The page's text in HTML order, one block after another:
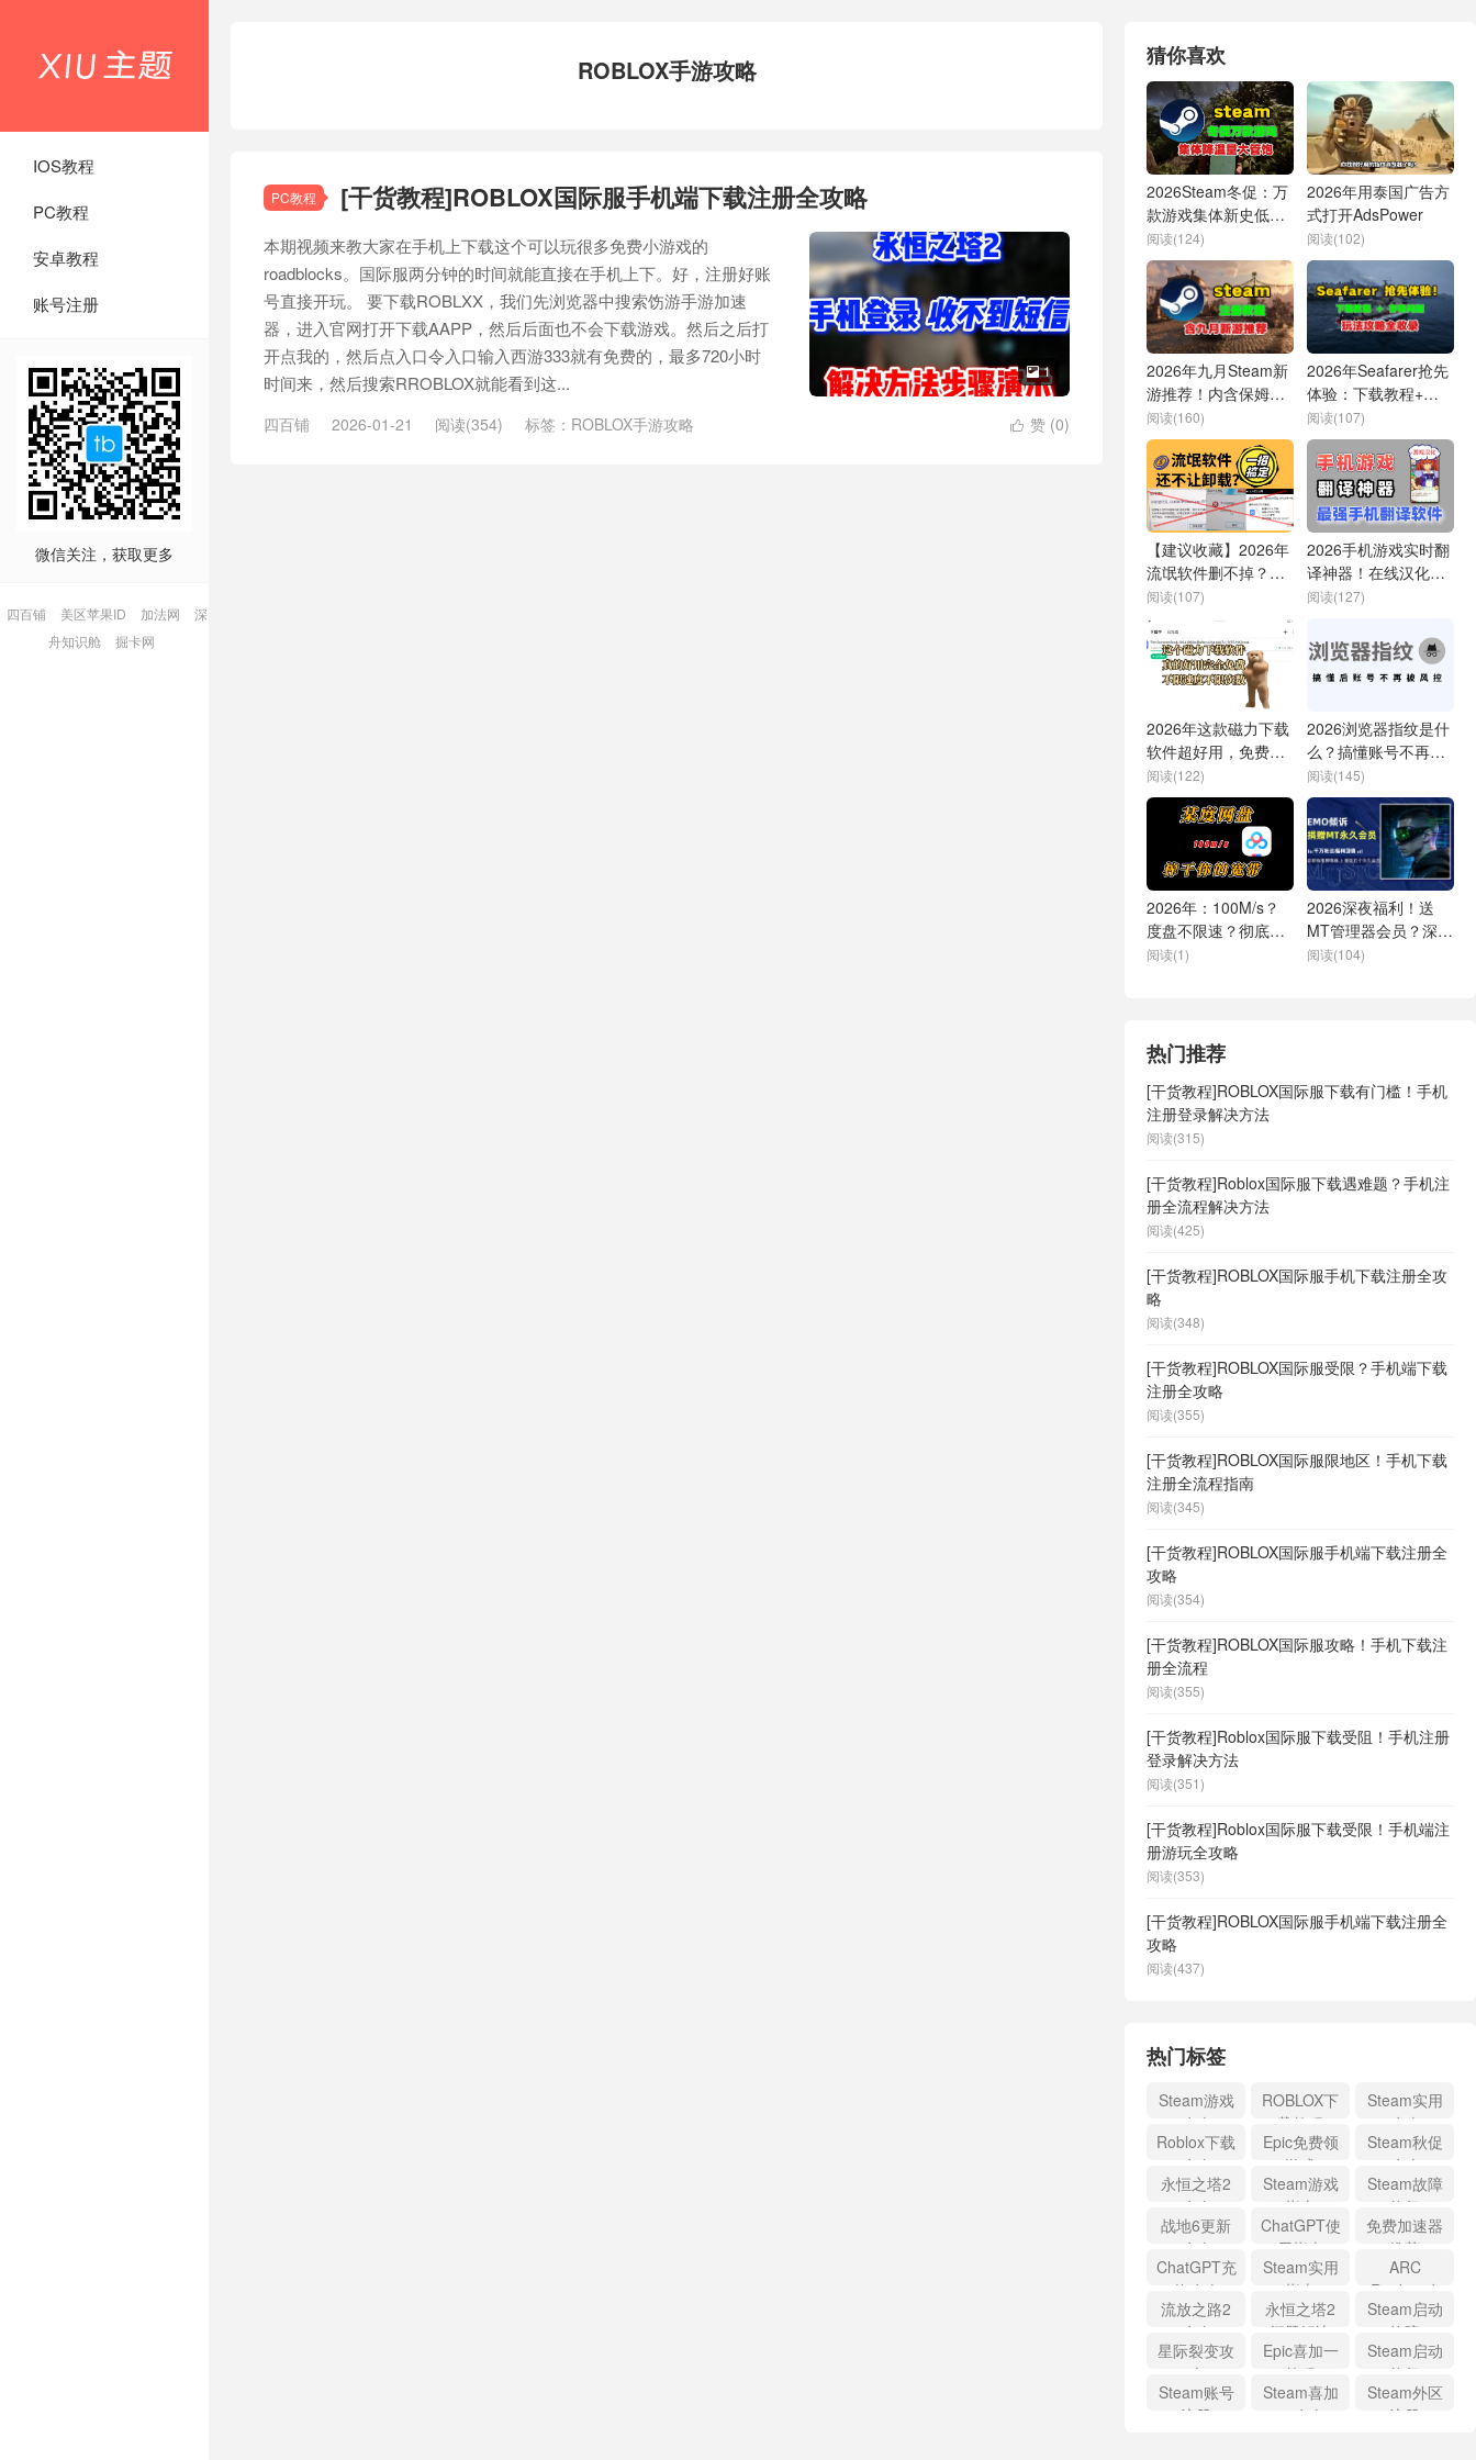
IOS教程
PC教程
安卓教程
账号注册
微信关注，获取更多
四百铺 美区苹果ID 加法网
深
舟知识舱
掘卡网
ROBLOX手游攻略
PC教程 [干货教程]ROBLOX国际服手机端下载注册全攻略
 1
本期视频来教大家在手机上下载这个可以玩很多免费小游戏的
roadblocks。国际服两分钟的时间就能直接在手机上下。好，注册好账
号直接开玩。 要下载ROBLXX，我们先浏览器中搜索饬游手游加速
器，进入官网打开下载AAPP，然后后面也不会下载游戏。然后之后打
开点我的，然后点入口令入口输入西游333就有免费的，最多720小时
时间来，然后搜索RROBLOX就能看到这...
 赞 (0)
四百铺 2026-01-21 阅读(354) 标签： ROBLOX手游攻略
猜你喜欢
2026Steam冬促：万
款游戏集体新史低！
量大管饱
阅读(124)
2026年用泰国广告方
式打开AdsPower
阅读(102)
2026年九月Steam新
游推荐！内含保姆级
注册教程
阅读(160)
2026年Seafarer抢先
体验：下载教程+存
档故障解决+玩法攻
略全收录
阅读(107)
【建议收藏】2026年
流氓软件删不掉？正
在运行无法删除？一
招搞定！
阅读(107)
2026手机游戏实时翻
译神器！在线汉化游
戏字幕，游戏体验飙
阅读(127)
2026年这款磁力下载
软件超好用，免费不
限速不限次！老司机
手机必备
阅读(122)
2026浏览器指纹是什
么？搞懂账号不再被
风控！
阅读(145)
2026年：100M/s？
度盘不限速？彻底榨
干你的宽带！
阅读(1)
2026深夜福利！送
MT管理器会员？深夜
emo
阅读(104)
热门推荐
[干货教程]ROBLOX国际服下载有门槛！手机
注册登录解决方法
阅读(315)
[干货教程]Roblox国际服下载遇难题？手机注
册全流程解决方法
阅读(425)
[干货教程]ROBLOX国际服手机下载注册全攻
略
阅读(348)
[干货教程]ROBLOX国际服受限？手机端下载
注册全攻略
阅读(355)
[干货教程]ROBLOX国际服限地区！手机下载
注册全流程指南
阅读(345)
[干货教程]ROBLOX国际服手机端下载注册全
攻略
阅读(354)
[干货教程]ROBLOX国际服攻略！手机下载注
册全流程
阅读(355)
[干货教程]Roblox国际服下载受阻！手机注册
登录解决方法
阅读(351)
[干货教程]Roblox国际服下载受限！手机端注
册游玩全攻略
阅读(353)
[干货教程]ROBLOX国际服手机端下载注册全
攻略
阅读(437)
热门标签
Steam游戏
攻略
ROBLOX下
载教程
Steam实用
攻略
Roblox下载
攻略
Epic免费领
游戏
Steam秋促
攻略
永恒之塔2
攻略
Steam游戏
指南
Steam故障
修复
战地6更新
攻略
ChatGPT使
用指南
免费加速器
推荐
ChatGPT充
值攻略
Steam实用
指南
ARC
Raiders攻
略
流放之路2
攻略
永恒之塔2
问题解决
Steam启动
故障
星际裂变攻
略
Epic喜加一
教程
Steam启动
修复
Steam账号
注册
Steam喜加
一攻略
Steam外区
注册